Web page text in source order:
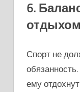
6.
отдыхом
Спорт не
ему